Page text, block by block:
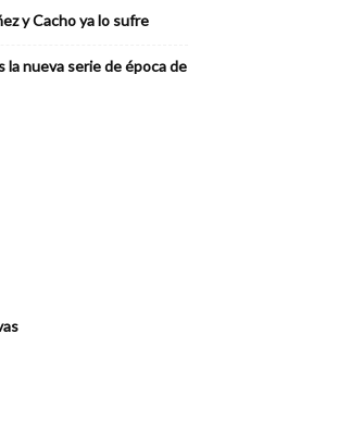
y Cacho ya lo sufre
la nueva serie de época de